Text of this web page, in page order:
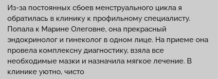
Из-за постоянных сбоев менструального цикла я
обратилась в клинику к профильному специалисту.
Попала к Марине Олеговне, она прекрасный
эндокринолог и гинеколог в одном лице. На приеме она
провела комплексну диагностику, взяла все
необходимые мазки и назначила мягкое лечение. В
клинике уютно, чисто